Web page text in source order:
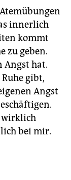
innerlich
kommt
zu geben.
Angst hat.
gibt,
Angst
wirklich
bei mir.